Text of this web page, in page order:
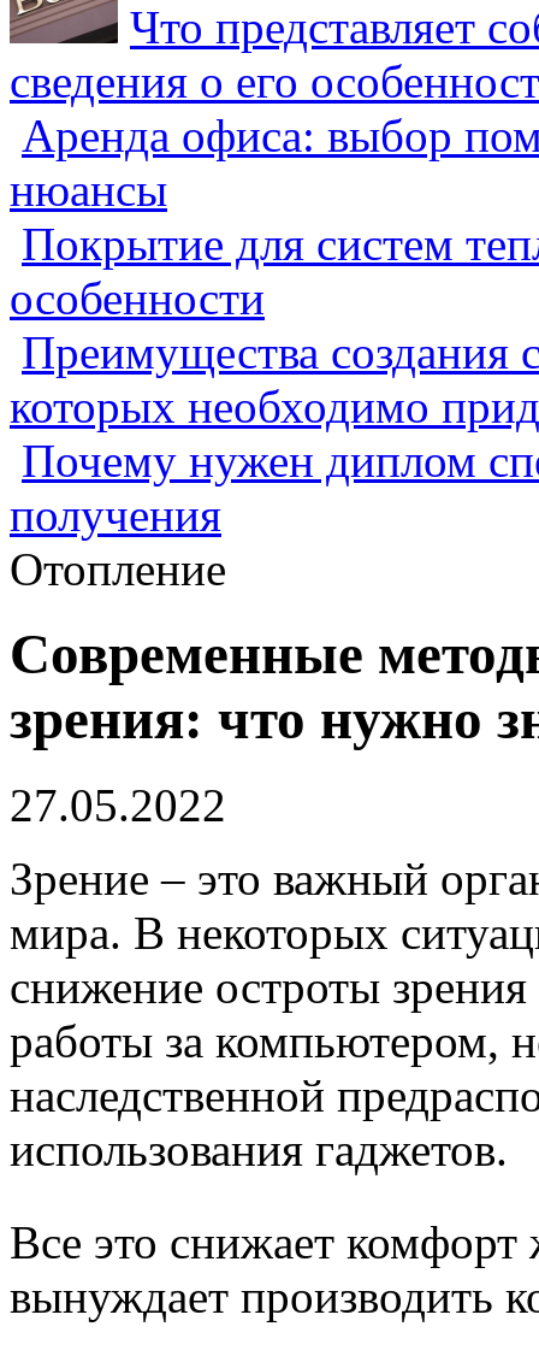
Что представляет
сведения о его
Аренда офиса: выбор
нюансы
Покрытие для систем
особенности
Преимущества создания
которых необходимо
Почему нужен диплом
получения
Отопление
Современные
зрения: что нужно
27.05.2022
Зрение – это важный
мира. В некоторых
снижение остроты
работы за компьютером,
наследственной
использования гаджетов.
Все это снижает комфорт
вынуждает производить